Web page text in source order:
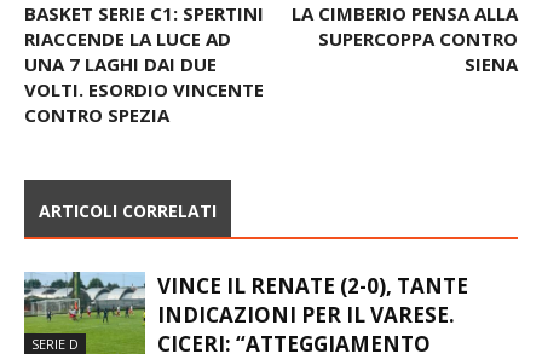
BASKET SERIE C1: SPERTINI
RIACCENDE LA LUCE AD
UNA 7 LAGHI DAI DUE
VOLTI. ESORDIO VINCENTE
CONTRO SPEZIA
LA CIMBERIO PENSA ALLA
SUPERCOPPA CONTRO
SIENA
ARTICOLI CORRELATI
SERIE D
VINCE IL RENATE (2-0), TANTE
INDICAZIONI PER IL VARESE.
CICERI: “ATTEGGIAMENTO